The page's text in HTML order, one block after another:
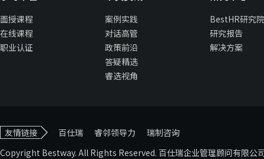
面授课程
在线课程
职业认证
案例实践
对话高管
政策前沿
答疑精选
睿选视角
BestHR研究院
研究报告
解决方案
友情链接 百仕瑞 睿邻领导力
瑞制咨询
Copyright Bestway. All Rights Reserved. 百仕瑞企业管理顾问有限公